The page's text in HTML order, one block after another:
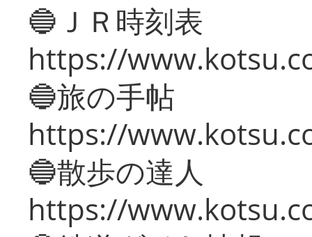
🔵ＪＲ時刻表
https://
🔵旅の手帖
https://
🔵散歩の達人
https://